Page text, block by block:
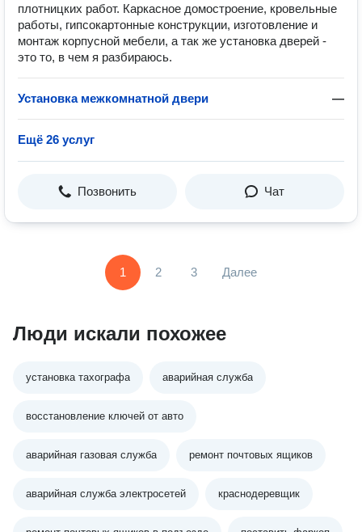
плотницких работ. Каркасное домостроение, кровельные
работы, гипсокартонные конструкции, изготовление и
монтаж корпусной мебели, а так же установка дверей -
это то, в чем я разбираюсь.
Установка межкомнатной двери —
Ещё 26 услуг
Позвонить Чат
1 2 3 Далее
Люди искали похожее
установка тахографа аварийная служба
восстановление ключей от авто
аварийная газовая служба ремонт почтовых ящиков
аварийная служба электросетей краснодеревщик